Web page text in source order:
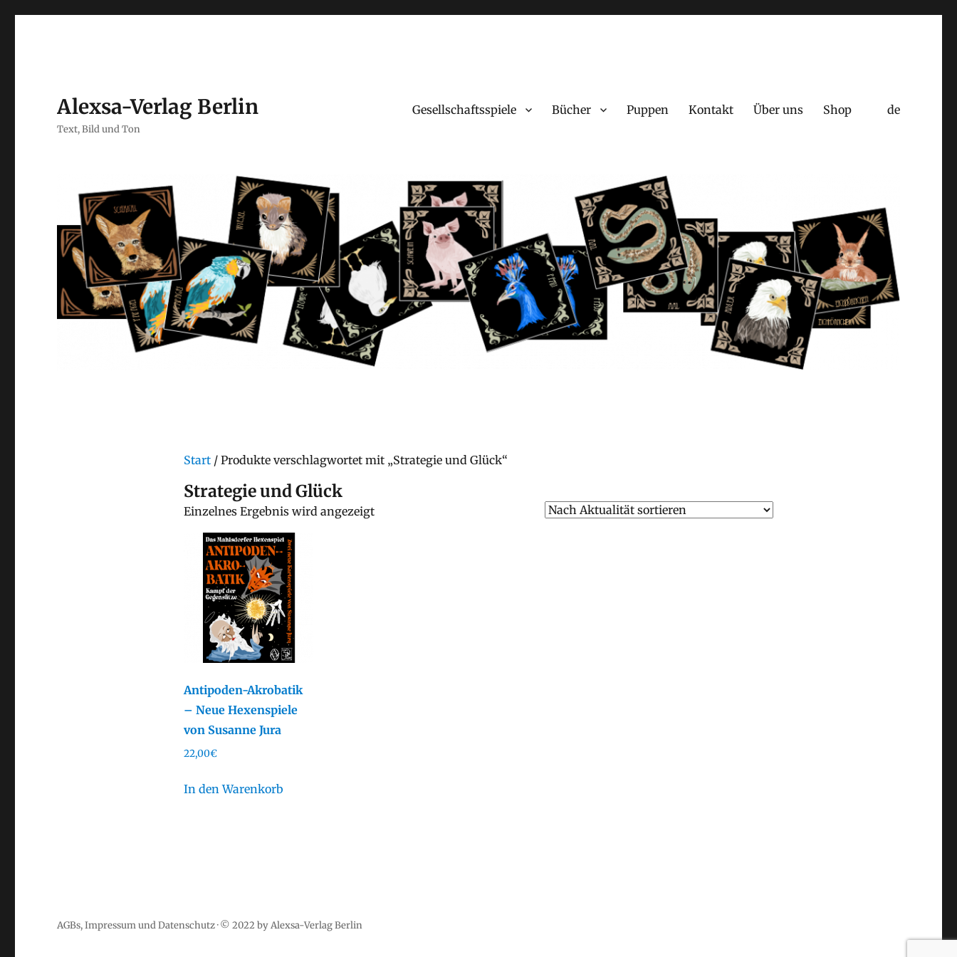
Alexsa-Verlag Berlin
Text, Bild und Ton
Gesellschaftsspiele Bücher Puppen Kontakt Über uns Shop de
Start/ Produkte verschlagwortet mit „Strategie und Glück“
Strategie und Glück
Einzelnes Ergebnis wird angezeigt
Antipoden-Akrobatik
– Neue Hexenspiele
von Susanne Jura
22,00€
In den Warenkorb
AGBs,ImpressumundDatenschutz· © 2022 by Alexsa-Verlag Berlin